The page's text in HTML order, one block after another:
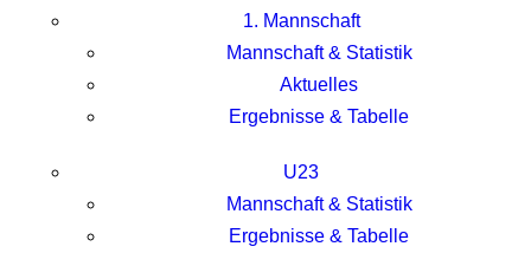
1. Mannschaft
Mannschaft & Statistik
Aktuelles
Ergebnisse & Tabelle
U23
Mannschaft & Statistik
Ergebnisse & Tabelle